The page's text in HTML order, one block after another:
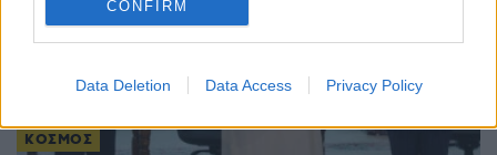
CONFIRM
Data Deletion Data Access Privacy Policy
ΚΟΣΜΟΣ